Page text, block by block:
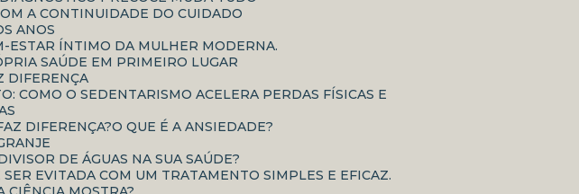
A CONTINUIDADE DO CUIDADO
ANOS
ESTAR ÍNTIMO DA MULHER MODERNA.
SAÚDE EM PRIMEIRO LUGAR
DIFERENÇA
DIFERENÇA?
O QUE É A ANSIEDADE?
DE ÁGUAS NA SUA SAÚDE?
EVITADA COM UM TRATAMENTO SIMPLES E EFICAZ.